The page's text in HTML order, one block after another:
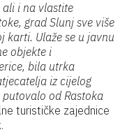
ali i na vlastite
grad Slunj sve više
karti. Ulaže se u javnu
objekte i
bila utrka
iz cijelog
od Rastoka
turističke zajednice